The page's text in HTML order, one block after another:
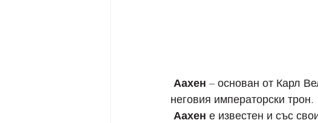
Аахен – основан от Карл
неговия императорски трон.
Аахен е известен и със